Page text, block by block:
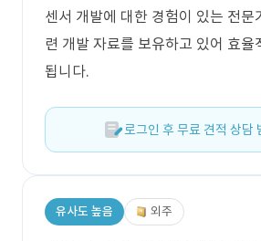
센서 개발에 대한 경험이 있는 전문
련 개발 자료를 보유하고 있어 효율
됩니다.
로그인 후 무료 견적 상담
유사도 높음 외주